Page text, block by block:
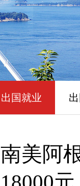
出国就业
南美阿